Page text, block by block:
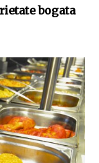
bogata